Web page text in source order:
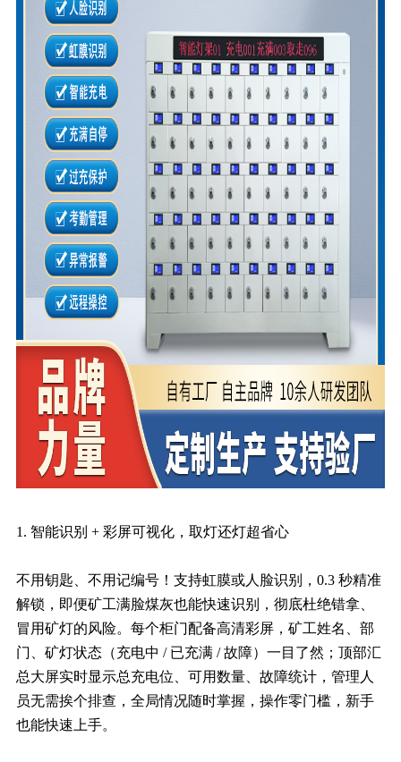
1. 智能识别 + 彩屏可视化，取灯还灯超省心
不用钥匙、不用记编号！支持虹膜或人脸识别，0.3 秒精准
解锁，即便矿工满脸煤灰也能快速识别，彻底杜绝错拿、
冒用矿灯的风险。每个柜门配备高清彩屏，矿工姓名、部
门、矿灯状态（充电中 / 已充满 / 故障）一目了然；顶部汇
总大屏实时显示总充电位、可用数量、故障统计，管理人
员无需挨个排查，全局情况随时掌握，操作零门槛，新手
也能快速上手。